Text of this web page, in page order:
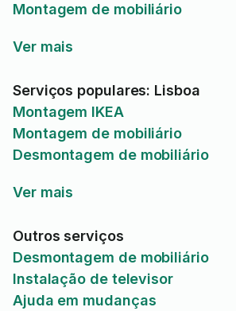
Montagem de mobiliário
Ver mais
Serviços populares: Lisboa
Montagem IKEA
Montagem de mobiliário
Desmontagem de mobiliário
Ver mais
Outros serviços
Desmontagem de mobiliário
Instalação de televisor
Ajuda em mudanças